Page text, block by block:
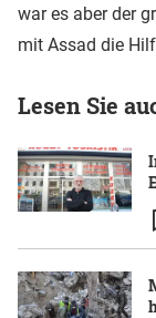
war es aber der
mit Assad die
Lesen Sie